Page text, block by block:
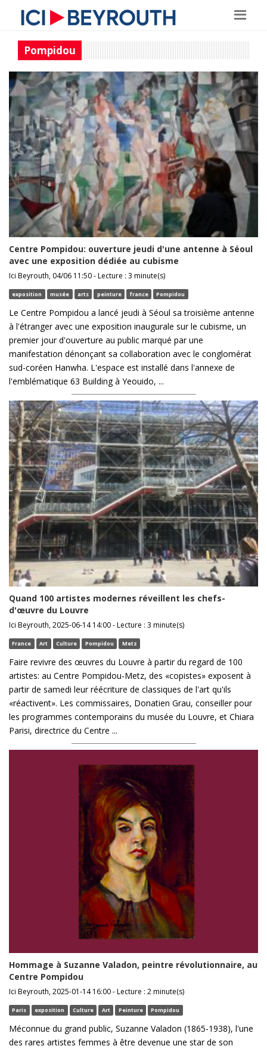
Pompidou
Centre Pompidou: ouverture jeudi d'une antenne à Séoul
avec une exposition dédiée au cubisme
Ici Beyrouth, 04/06 11:50 - Lecture : 3 minute(s)
exposition musée arts peinture france Pompidou
Le Centre Pompidou a lancé jeudi à Séoul sa troisième antenne
à l'étranger avec une exposition inaugurale sur le cubisme, un
premier jour d'ouverture au public marqué par une
manifestation dénonçant sa collaboration avec le conglomérat
sud-coréen Hanwha. L'espace est installé dans l'annexe de
l'emblématique 63 Building à Yeouido, ...
Quand 100 artistes modernes réveillent les chefs-
d'œuvre du Louvre
Ici Beyrouth, 2025-06-14 14:00 - Lecture : 3 minute(s)
France Art Culture Pompidou Metz
Faire revivre des œuvres du Louvre à partir du regard de 100
artistes: au Centre Pompidou-Metz, des «copistes» exposent à
partir de samedi leur réécriture de classiques de l'art qu'ils
«réactivent». Les commissaires, Donatien Grau, conseiller pour
les programmes contemporains du musée du Louvre, et Chiara
Parisi, directrice du Centre ...
Hommage à Suzanne Valadon, peintre révolutionnaire, au
Centre Pompidou
Ici Beyrouth, 2025-01-14 16:00 - Lecture : 2 minute(s)
Paris exposition Culture Art Peinture Pompidou
Méconnue du grand public, Suzanne Valadon (1865-1938), l'une
des rares artistes femmes à être devenue une star de son